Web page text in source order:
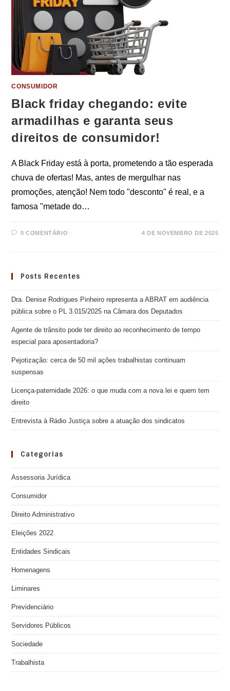
CONSUMIDOR
Black friday chegando: evite
armadilhas e garanta seus
direitos de consumidor!
A Black Friday está à porta, prometendo a tão esperada
chuva de ofertas! Mas, antes de mergulhar nas
promoções, atenção! Nem todo "desconto" é real, e a
famosa "metade do…
0 COMENTÁRIO 4 DE NOVEMBRO DE 2025
Posts Recentes
Dra. Denise Rodrigues Pinheiro representa a ABRAT em audiência
pública sobre o PL 3.015/2025 na Câmara dos Deputados
Agente de trânsito pode ter direito ao reconhecimento de tempo
especial para aposentadoria?
Pejotização: cerca de 50 mil ações trabalhistas continuam
suspensas
Licença-paternidade 2026: o que muda com a nova lei e quem tem
direito
Entrevista à Rádio Justiça sobre a atuação dos sindicatos
Categorias
Assessoria Jurídica
Consumidor
Direito Administrativo
Eleições 2022
Entidades Sindicais
Homenagens
Liminares
Previdenciário
Servidores Públicos
Sociedade
Trabalhista